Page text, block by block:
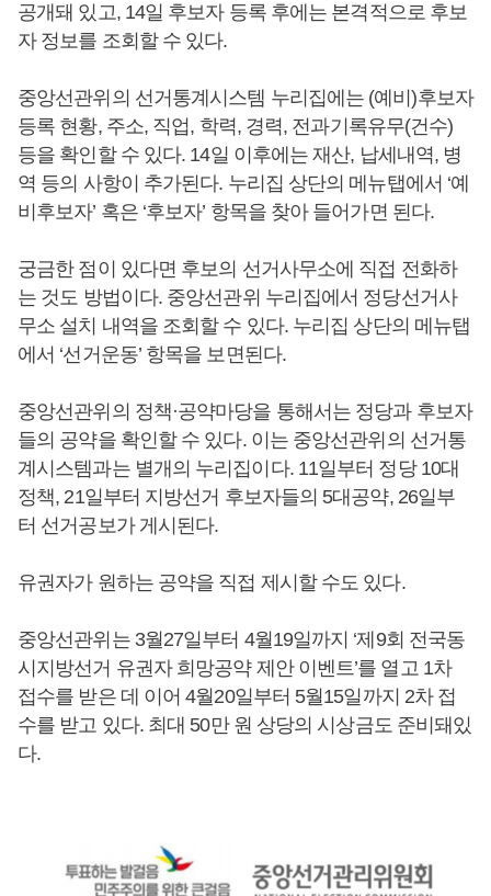
공개돼 있고, 14일 후보자 등록 후에는 본격적으로 후보
자 정보를 조회할 수 있다.
중앙선관위의 선거통계시스템 누리집에는 (예비)후보자
등록 현황, 주소, 직업, 학력, 경력, 전과기록유무(건수)
등을 확인할 수 있다. 14일 이후에는 재산, 납세내역, 병
역 등의 사항이 추가된다. 누리집 상단의 메뉴탭에서 ‘예
비후보자’ 혹은 ‘후보자’ 항목을 찾아 들어가면 된다.
궁금한 점이 있다면 후보의 선거사무소에 직접 전화하
는 것도 방법이다. 중앙선관위 누리집에서 정당선거사
무소 설치 내역을 조회할 수 있다. 누리집 상단의 메뉴탭
에서 ‘선거운동’ 항목을 보면된다.
중앙선관위의 정책·공약마당을 통해서는 정당과 후보자
들의 공약을 확인할 수 있다. 이는 중앙선관위의 선거통
계시스템과는 별개의 누리집이다. 11일부터 정당 10대
정책, 21일부터 지방선거 후보자들의 5대공약, 26일부
터 선거공보가 게시된다.
유권자가 원하는 공약을 직접 제시할 수도 있다.
중앙선관위는 3월27일부터 4월19일까지 ‘제9회 전국동
시지방선거 유권자 희망공약 제안 이벤트’를 열고 1차
접수를 받은 데 이어 4월20일부터 5월15일까지 2차 접
수를 받고 있다. 최대 50만 원 상당의 시상금도 준비돼있
다.